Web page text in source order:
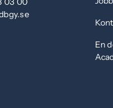
En